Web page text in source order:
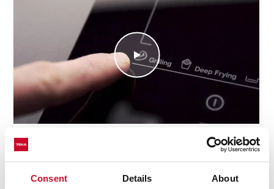
Consent Details About
Функция Гриль в индукционной панели
TEKA